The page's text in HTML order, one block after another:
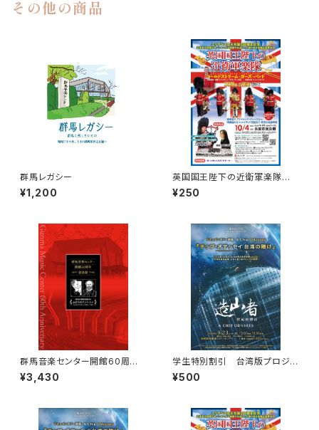
その他の商品
群馬レガシー
¥1,200
英国国王陛下の近衛軍楽隊 １
８歳以下無料招待（未就学児を
除く）
¥250
群馬音楽センター開館60周年
記念誌 1冊 ＋PDFカラー版C
D（プレゼント）
¥3,430
学生特別割引 台湾版プロジェ
クトX「造山者」一枚のチップが、
世界を変える―ドキュメンタリー
¥500